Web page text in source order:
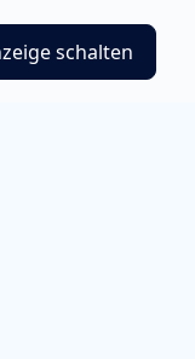
schalten